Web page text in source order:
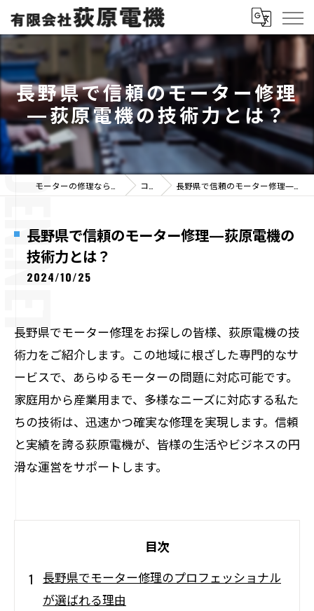
長野県で信頼のモーター修理
—荻原電機の技術力とは？
コラム 長野県で信頼のモーター修理—荻原電機の技術力とは？
長野県で信頼のモーター修理—荻原電機の
技術力とは？
2024/10/25
長野県でモーター修理をお探しの皆様、荻原電機の技
術力をご紹介します。この地域に根ざした専門的なサ
ービスで、あらゆるモーターの問題に対応可能です。
家庭用から産業用まで、多様なニーズに対応する私た
ちの技術は、迅速かつ確実な修理を実現します。信頼
と実績を誇る荻原電機が、皆様の生活やビジネスの円
滑な運営をサポートします。
目次
長野県でモーター修理のプロフェッショナル
が選ばれる理由